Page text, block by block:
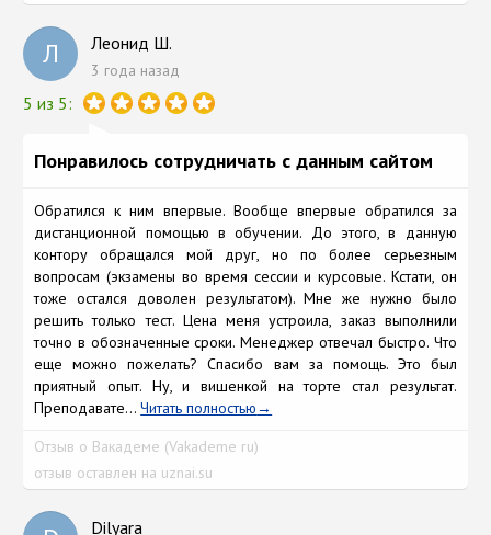
Л Леонид Ш.
3 года назад
5 из 5:
Понравилось сотрудничать с данным сайтом
Обратился к ним впервые. Вообще впервые обратился за
дистанционной помощью в обучении. До этого, в данную
контору обращался мой друг, но по более серьезным
вопросам (экзамены во время сессии и курсовые. Кстати, он
тоже остался доволен результатом). Мне же нужно было
решить только тест. Цена меня устроила, заказ выполнили
точно в обозначенные сроки. Менеджер отвечал быстро. Что
еще можно пожелать? Спасибо вам за помощь. Это был
приятный опыт. Ну, и вишенкой на торте стал результат.
Преподавате...Читать полностью
Отзыв о Вакадеме (Vakademe ru)
отзыв оставлен на uznai.su
Dilyara